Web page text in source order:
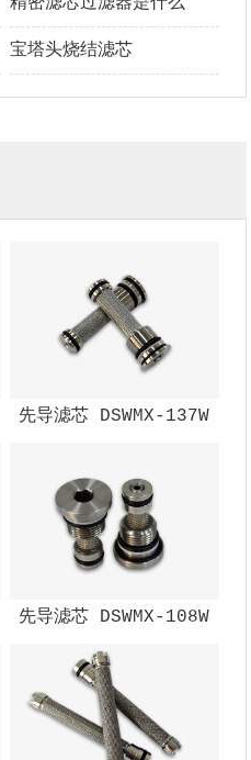
宝塔头烧结滤芯
先导滤芯 DSWMX-137W
先导滤芯 DSWMX-108W